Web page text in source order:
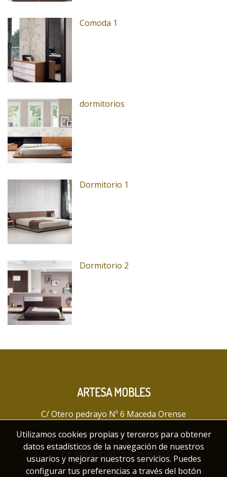
Comoda 1
dormitorios
Dormitorio 1
Dormitorio 2
ARTESA MOBLES
C/ Otero pedrayo Nº 6 Maceda Orense
artesamobles@hotmail.com
Tlf:988463750 //670039135
Utilizamos cookies propias y terceros para obtener
datos estadísticos de la navegación de nuestros
usuarios y mejorar nuestros servicios. Puedes
configurar tus preferencias a través del botón